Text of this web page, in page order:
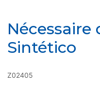
Nécessaire
Sintético
Z02405